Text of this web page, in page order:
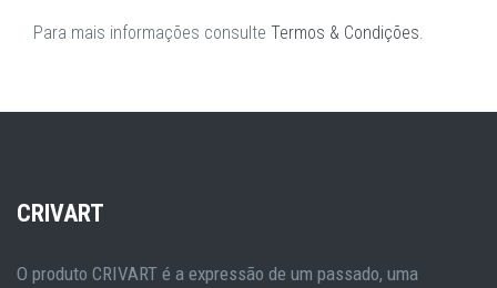
Para mais informações consulte Termos & Condições.
CRIVART
O produto CRIVART é a expressão de um passado, uma